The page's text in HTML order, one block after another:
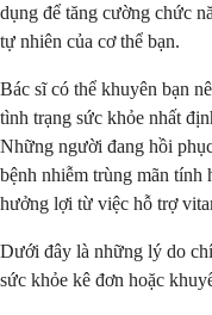
dụng để tăng cường chức
tự nhiên của cơ thể bạn.
Bác sĩ có thể khuyên bạn
tình trạng sức khỏe nhất
Những người đang hồi
bệnh nhiễm trùng mãn tính
hưởng lợi từ việc hỗ trợ
Dưới đây là những lý do
sức khỏe kê đơn hoặc